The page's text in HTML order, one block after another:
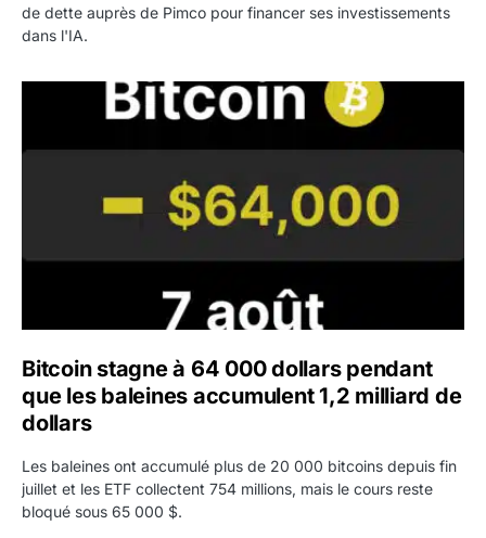
de dette auprès de Pimco pour financer ses investissements
dans l'IA.
Bitcoin stagne à 64 000 dollars pendant que les
Bitcoin stagne à 64 000 dollars pendant
que les baleines accumulent 1,2 milliard de
dollars
Les baleines ont accumulé plus de 20 000 bitcoins depuis fin
juillet et les ETF collectent 754 millions, mais le cours reste
bloqué sous 65 000 $.